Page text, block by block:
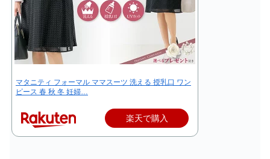
マタニティ フォーマル ママスーツ 洗える 授乳口 ワン
ピース 春 秋 冬 妊婦…
楽天で購入